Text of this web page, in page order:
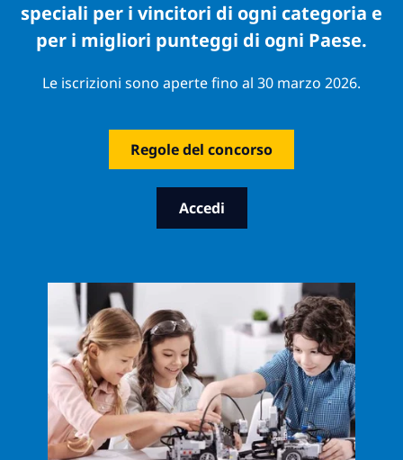
speciali per i vincitori di ogni categoria e
per i migliori punteggi di ogni Paese.
Le iscrizioni sono aperte fino al 30 marzo 2026.
Regole del concorso
Accedi